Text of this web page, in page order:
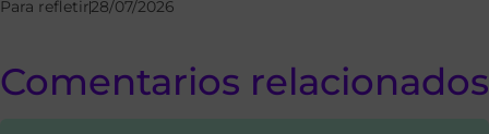
Para refletir28/07/2026
Comentarios relacionados